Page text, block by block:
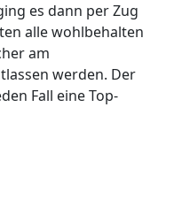
es dann per Zug
alle wohlbehalten
am
werden. Der
Fall eine Top-